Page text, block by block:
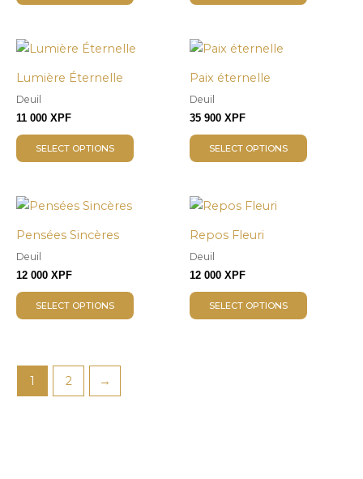
Lumière Éternelle
Deuil
11 000 XPF
SELECT OPTIONS
Paix éternelle
Deuil
35 900 XPF
SELECT OPTIONS
Pensées Sincères
Deuil
12 000 XPF
SELECT OPTIONS
Repos Fleuri
Deuil
12 000 XPF
SELECT OPTIONS
1 2 →